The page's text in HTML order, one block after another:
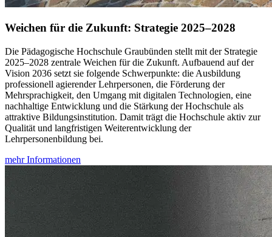
Weichen für die Zukunft: Strategie 2025–2028
Die Pädagogische Hochschule Graubünden stellt mit der Strategie
2025–2028 zentrale Weichen für die Zukunft. Aufbauend auf der
Vision 2036 setzt sie folgende Schwerpunkte: die Ausbildung
professionell agierender Lehrpersonen, die Förderung der
Mehrsprachigkeit, den Umgang mit digitalen Technologien, eine
nachhaltige Entwicklung und die Stärkung der Hochschule als
attraktive Bildungsinstitution. Damit trägt die Hochschule aktiv zur
Qualität und langfristigen Weiterentwicklung der
Lehrpersonenbildung bei.
mehr Informationen